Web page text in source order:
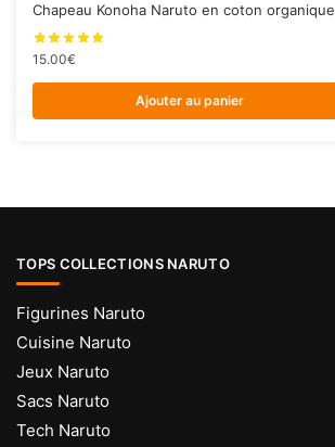
Chapeau Konoha Naruto en coton organique
15.00€
Ajouter au panier
TOPS COLLECTIONS NARUTO
Figurines Naruto
Cuisine Naruto
Jeux Naruto
Sacs Naruto
Tech Naruto